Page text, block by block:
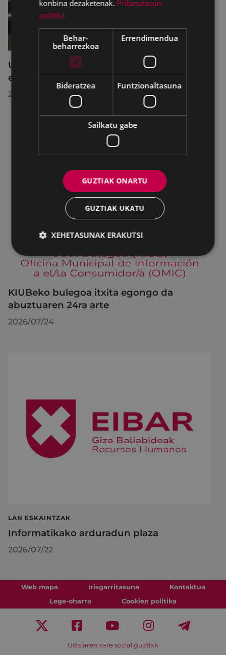
Udalbatzak 2026ko uztailaren 27an
egindako bilkuran hartutako erabakiak
2026/07/28
KIUBeko bulegoa itxita egongo da
abuztuaren 24ra arte
2026/07/24
LAN ESKAINTZAK
Informatikako arduradun plaza
2026/07/22
Web mapa Irisgarritasuna
Kontaktua
Lege-oharra
Cookien politika
Udalaren sare sozial guztiak
konbina dezaketenak. Pribatutasun-
politika
Behar-
beharrezkoa
Errendimendua
Bideratzea Funtzionaltasuna
Sailkatu gabe
GUZTIAK ONARTU
GUZTIAK UKATU
XEHETASUNAK ERAKUTSI